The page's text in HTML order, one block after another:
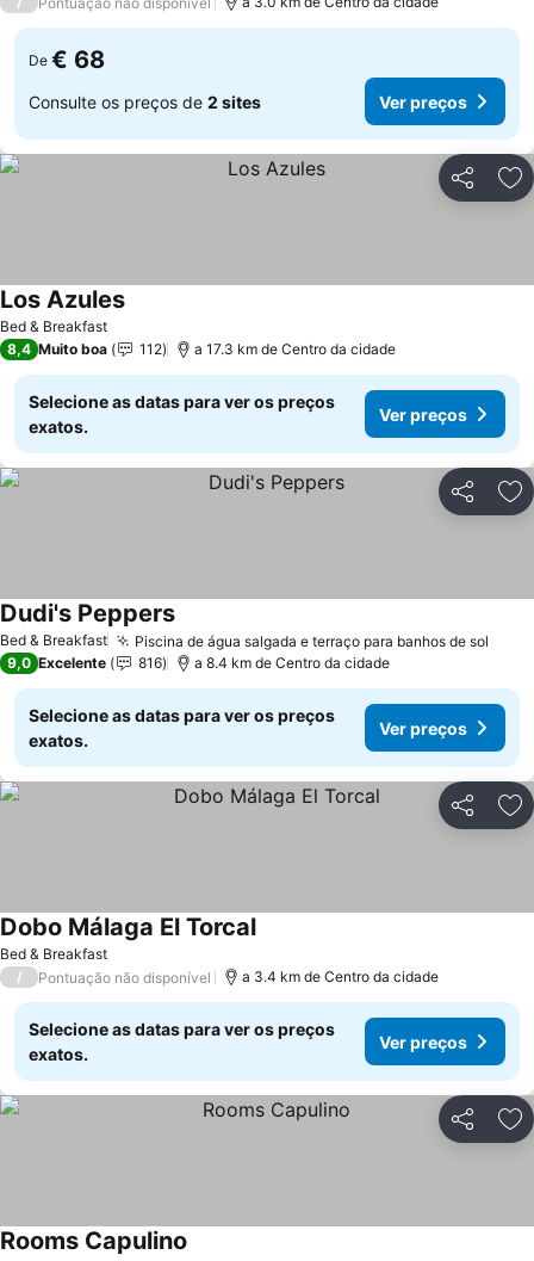
De € 68
Consulte os preços de 2 sites Ver preços
Partilhar
Bed & Breakfast
Los Azules
8,4 Muito boa 112 a 17.3 km de Centro da cidade
Selecione as datas para ver os preços
exatos.
Ver preços
Partilhar
Bed & Breakfast Piscina de água salgada e terraço para banhos de sol
Dudi's Peppers
9,0 Excelente 816 a 8.4 km de Centro da cidade
Selecione as datas para ver os preços
exatos.
Ver preços
Partilhar
Bed & Breakfast
Dobo Málaga El Torcal
/ Pontuação não disponível a 3.4 km de Centro da cidade
Selecione as datas para ver os preços
exatos.
Ver preços
Partilhar
Rooms Capulino